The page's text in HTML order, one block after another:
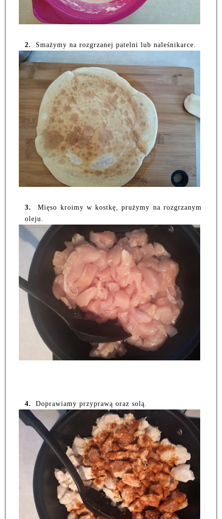
2. Smażymy na rozgrzanej patelni lub naleśnikarce.
3.
Mięso kroimy w kostkę, prużymy na rozgrzanym
oleju.
4. Doprawiamy przyprawą oraz solą.